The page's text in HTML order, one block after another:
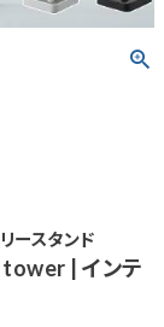
ースタンド
tower | インテ